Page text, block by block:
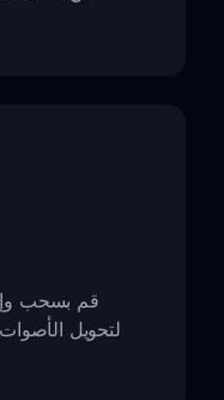
قم بسحب
لتحويل